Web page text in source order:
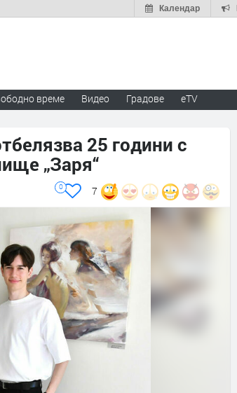
Календар
време Видео Градове eTV
25 години с
„Заря“
7
0